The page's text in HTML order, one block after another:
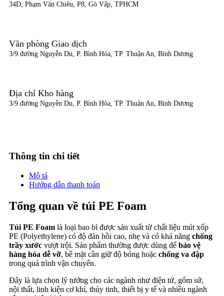
34D, Phạm Văn Chiêu, P8, Gò Vấp, TPHCM
Văn phòng Giao dịch
3/9 đường Nguyễn Du, P. Bình Hòa, TP. Thuận An, Bình Dương
Địa chỉ Kho hàng
3/9 đường Nguyễn Du, P. Bình Hòa, TP. Thuận An, Bình Dương
Thông tin chi tiết
Mô tả
Hướng dẫn thanh toán
Tổng quan về túi PE Foam
Túi PE Foam là loại bao bì được sản xuất từ chất liệu mút xốp
PE (Polyethylene) có độ đàn hồi cao, nhẹ và có khả năng chống
trầy xước vượt trội. Sản phẩm thường được dùng để bảo vệ
hàng hóa dễ vỡ, bề mặt cần giữ độ bóng hoặc chống va đập
trong quá trình vận chuyển.
Đây là lựa chọn lý tưởng cho các ngành như điện tử, gốm sứ,
nội thất, linh kiện cơ khí, thủy tinh, thiết bị y tế và nhiều ngành